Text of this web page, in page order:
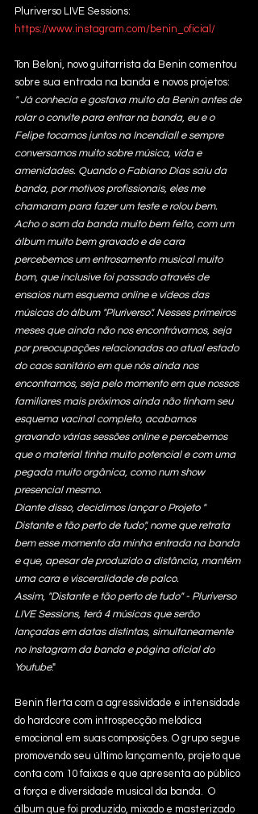
Pluriverso LIVE Sessions:
https://www.instagram.com/benin_oficial/
Ton Beloni, novo guitarrista da Benin comentou
sobre sua entrada na banda e novos projetos:
" Já conhecia e gostava muito da Benin antes de
rolar o convite para entrar na banda, eu e o
Felipe tocamos juntos na Incendiall e sempre
conversamos muito sobre música, vida e
amenidades. Quando o Fabiano Dias saiu da
banda, por motivos profissionais, eles me
chamaram para fazer um teste e rolou bem.
Acho o som da banda muito bem feito, com um
álbum muito bem gravado e de cara
percebemos um entrosamento musical muito
bom, que inclusive foi passado através de
ensaios num esquema online e vídeos das
músicas do álbum "Pluriverso". Nesses primeiros
meses que ainda não nos encontrávamos, seja
por preocupações relacionadas ao atual estado
do caos sanitário em que nós ainda nos
encontramos, seja pelo momento em que nossos
familiares mais próximos ainda não tinham seu
esquema vacinal completo, acabamos
gravando várias sessões online e percebemos
que o material tinha muito potencial e com uma
pegada muito orgânica, como num show
presencial mesmo.
Diante disso, decidimos lançar o Projeto "
Distante e tão perto de tudo", nome que retrata
bem esse momento da minha entrada na banda
e que, apesar de produzido a distância, mantém
uma cara e visceralidade de palco.
Assim, "Distante e tão perto de tudo" - Pluriverso
LIVE Sessions, terá 4 músicas que serão
lançadas em datas distintas, simultaneamente
no Instagram da banda e página oficial do
Youtube."
Benin flerta com a agressividade e intensidade
do hardcore com introspecção melódica
emocional em suas composições. O grupo segue
promovendo seu último lançamento, projeto que
conta com 10 faixas e que apresenta ao público
a força e diversidade musical da banda.  O
álbum que foi produzido, mixado e masterizado